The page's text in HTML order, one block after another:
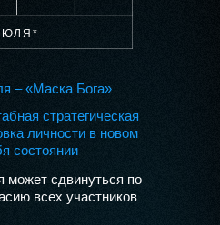
стратегическая
личности в новом
состоянии
– «Маска Бога»
может сдвинуться по
всех учacтников